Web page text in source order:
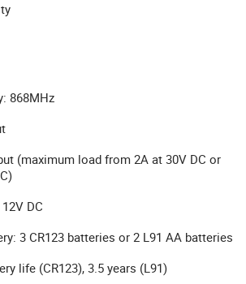
868MHz
(maximum load from 2A at 30V DC or
DC
3 CR123 batteries or 2 L91 AA batteries
life (CR123), 3.5 years (L91)